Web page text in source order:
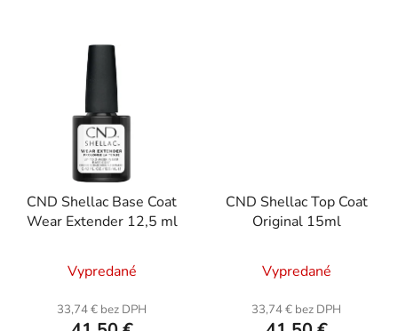
CND Shellac Base Coat
Wear Extender 12,5 ml
Vypredané
33,74 € bez DPH
CND Shellac Top Coat
Original 15ml
hodnotenie
produktu
Vypredané
33,74 € bez DPH